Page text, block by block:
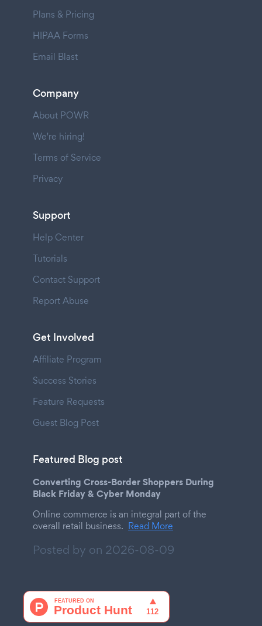
Plans & Pricing
HIPAA Forms
Email Blast
Company
About POWR
We're hiring!
Terms of Service
Privacy
Support
Help Center
Tutorials
Contact Support
Report Abuse
Get Involved
Affiliate Program
Success Stories
Feature Requests
Guest Blog Post
Featured Blog post
Converting Cross-Border Shoppers During
Black Friday & Cyber Monday
Online commerce is an integral part of the
overall retail business. Read More
Posted by on 2026-08-09